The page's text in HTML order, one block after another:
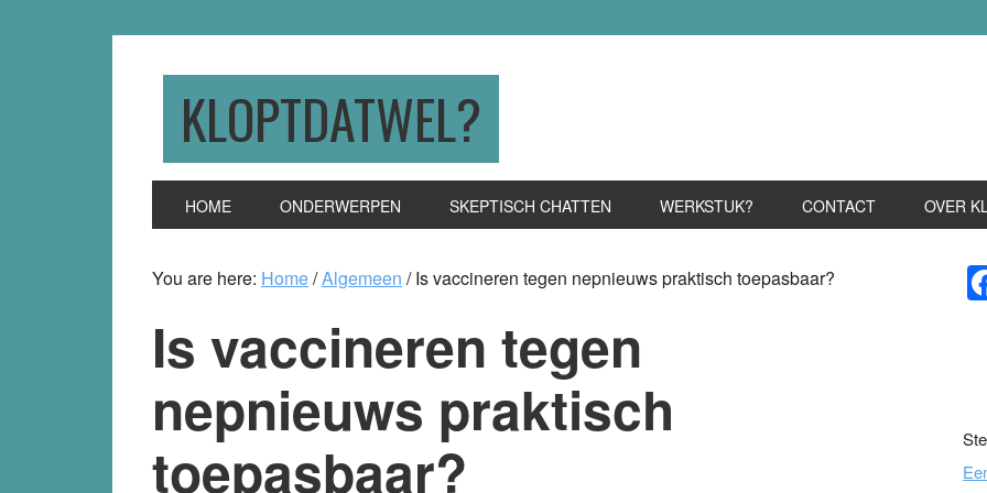
KLOPTDATWEL?
HOME ONDERWERPEN SKEPTISCH CHATTEN WERKSTUK? CONTACT OVER
You are here: Home/Algemeen /Is vaccineren tegen nepnieuws praktisch toepasbaar?
Is vaccineren tegen
nepnieuws praktisch
toepasbaar?